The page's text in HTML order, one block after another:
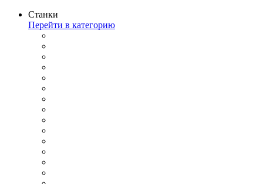
Станки
Перейти в категорию